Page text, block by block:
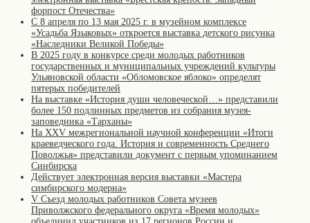
форпост Отечества»
С 8 апреля по 13 мая 2025 г. в музейном комплексе
«Усадьба Языковых» откроется выставка детского рисунка
«Наследники Великой Победы»
В 2025 году в конкурсе среди молодых работников
государственных и муниципальных учреждений культуры
Ульяновской области «Обломовское яблоко» определят
пятерых победителей
На выставке «История души человеческой…» представили
более 150 подлинных предметов из собрания музея-
заповедника «Тарханы»
На XXV межрегиональной научной конференции «Итоги
краеведческого года. История и современность Среднего
Поволжья» представили документ с первым упоминанием
Синбирска
Действует электронная версия выставки «Мастера
симбирского модерна»
V Съезд молодых работников Совета музеев
Приволжского федерального округа «Время молодых»